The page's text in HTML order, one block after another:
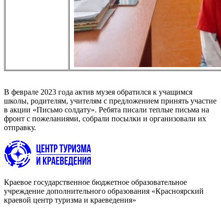
В феврале 2023 года актив музея обратился к учащимся
школы, родителям, учителям с предложением принять участие
в акции «Письмо солдату». Ребята писали теплые письма на
фронт с пожеланиями, собрали посылки и организовали их
отправку.
Краевое государственное бюджетное образовательное
учреждение дополнительного образования «Красноярский
краевой центр туризма и краеведения»